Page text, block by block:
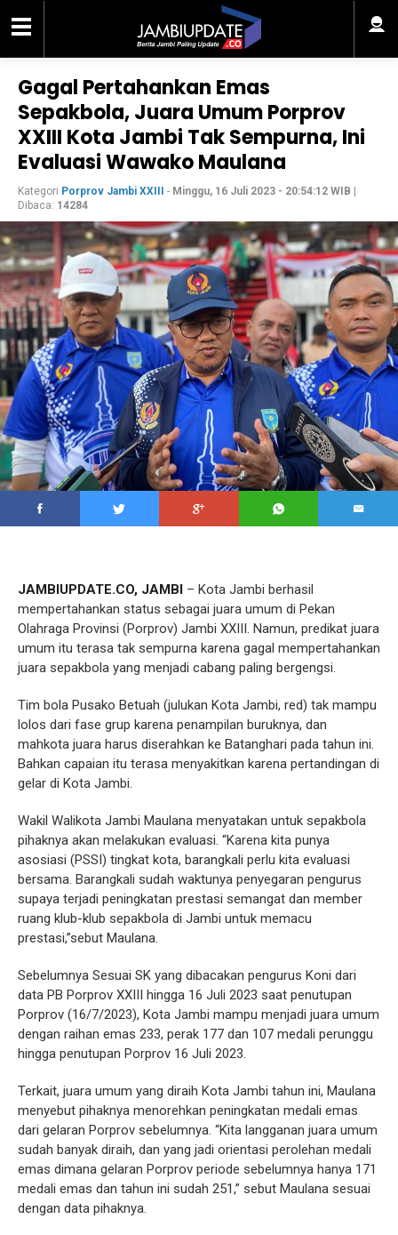
Gagal Pertahankan Emas
Sepakbola, Juara Umum Porprov
XXIII Kota Jambi Tak Sempurna, Ini
Evaluasi Wawako Maulana
Kategori Porprov Jambi XXIII - Minggu, 16 Juli 2023 - 20:54:12 WIB
Dibaca: 14284
JAMBIUPDATE.CO, JAMBI – Kota Jambi berhasil
mempertahankan status sebagai juara umum di Pekan
Olahraga Provinsi (Porprov) Jambi XXIII. Namun, predikat juara
umum itu terasa tak sempurna karena gagal mempertahankan
juara sepakbola yang menjadi cabang paling bergengsi.
Tim bola Pusako Betuah (julukan Kota Jambi, red) tak mampu
lolos dari fase grup karena penampilan buruknya, dan
mahkota juara harus diserahkan ke Batanghari pada tahun ini.
Bahkan capaian itu terasa menyakitkan karena pertandingan di
gelar di Kota Jambi.
Wakil Walikota Jambi Maulana menyatakan untuk sepakbola
pihaknya akan melakukan evaluasi. “Karena kita punya
asosiasi (PSSI) tingkat kota, barangkali perlu kita evaluasi
bersama. Barangkali sudah waktunya penyegaran pengurus
supaya terjadi peningkatan prestasi semangat dan member
ruang klub-klub sepakbola di Jambi untuk memacu
prestasi,”sebut Maulana.
Sebelumnya Sesuai SK yang dibacakan pengurus Koni dari
data PB Porprov XXIII hingga 16 Juli 2023 saat penutupan
Porprov (16/7/2023), Kota Jambi mampu menjadi juara umum
dengan raihan emas 233, perak 177 dan 107 medali perunggu
hingga penutupan Porprov 16 Juli 2023.
Terkait, juara umum yang diraih Kota Jambi tahun ini, Maulana
menyebut pihaknya menorehkan peningkatan medali emas
dari gelaran Porprov sebelumnya. “Kita langganan juara umum
sudah banyak diraih, dan yang jadi orientasi perolehan medali
emas dimana gelaran Porprov periode sebelumnya hanya 171
medali emas dan tahun ini sudah 251,” sebut Maulana sesuai
dengan data pihaknya.